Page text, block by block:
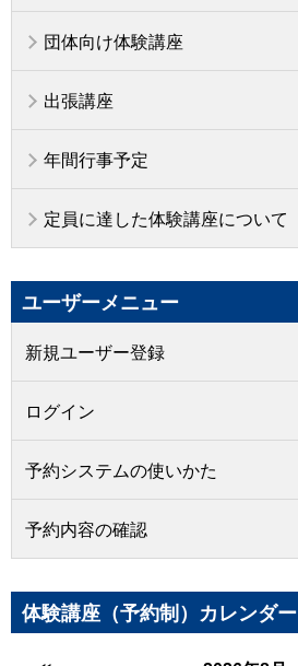
団体向け体験講座
出張講座
年間行事予定
定員に達した体験講座について
ユーザーメニュー
新規ユーザー登録
ログイン
予約システムの使いかた
予約内容の確認
体験講座（予約制）カレンダー